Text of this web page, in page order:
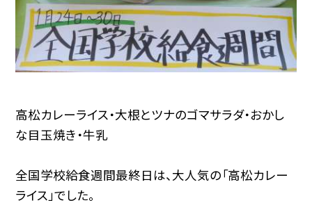
高松カレーライス・大根とツナのゴマサラダ・おかし
な目玉焼き・牛乳
全国学校給食週間最終日は、大人気の「高松カレー
ライス」でした。